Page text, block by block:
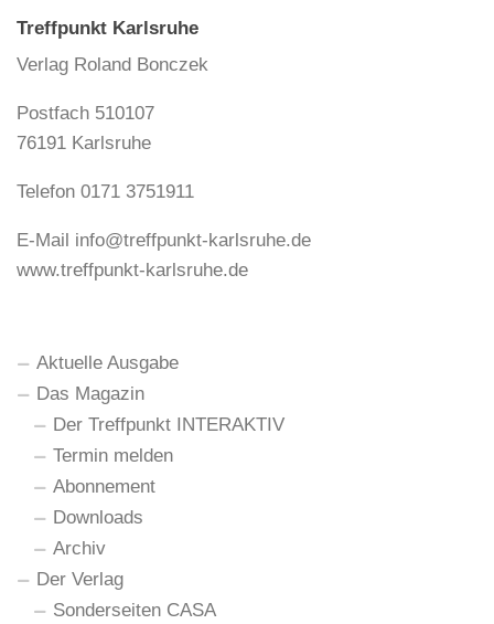
Treffpunkt Karlsruhe
Verlag Roland Bonczek
Postfach 510107
76191 Karlsruhe
Telefon 0171 3751911
E-Mail info@treffpunkt-karlsruhe.de
www.treffpunkt-karlsruhe.de
Aktuelle Ausgabe
Das Magazin
Der Treffpunkt INTERAKTIV
Termin melden
Abonnement
Downloads
Archiv
Der Verlag
Sonderseiten CASA